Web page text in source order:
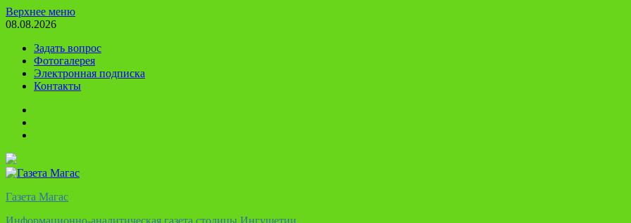
Перейти
к
Верхнее меню
08.08.2026
Задать вопрос
Фотогалерея
Электронная подписка
Контакты
Газета Магас
Информационно-аналитическая газета столицы Ингушетии